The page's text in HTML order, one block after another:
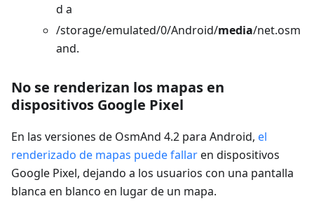
d a
/storage/emulated/0/Android/media/net.osm
and.
No se renderizan los mapas en
dispositivos Google Pixel
En las versiones de OsmAnd 4.2 para Android, el
renderizado de mapas puede fallaren dispositivos
Google Pixel, dejando a los usuarios con una pantalla
blanca en blanco en lugar de un mapa.